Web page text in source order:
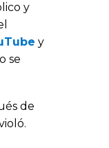
y
y
se
de